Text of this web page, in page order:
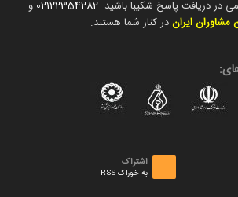
در دریافت پاسخ شکیبا باشید. 02122354282 و
مشاوران ایراندر کنار شما هستند.
اشتراک
به خوراک RSS